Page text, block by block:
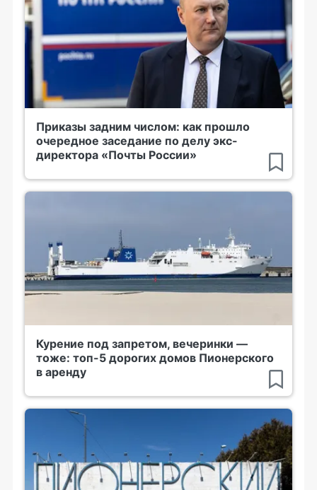
Приказы задним числом: как прошло
очередное заседание по делу экс-
директора «Почты России»
Курение под запретом, вечеринки —
тоже: топ-5 дорогих домов Пионерского
в аренду